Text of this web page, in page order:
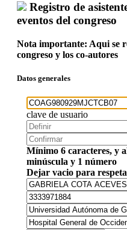
Registro de
eventos del congreso
Nota importante: Aqui se
congreso y los co-autores
Datos generales
clave de usuario
Mínimo 6 caracteres, y
minúscula y 1 número
Dejar vacio para